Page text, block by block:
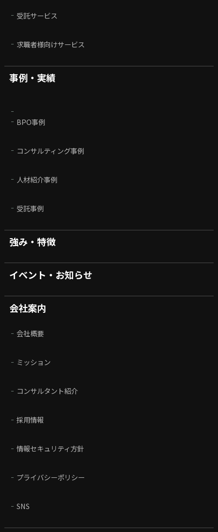
受託サービス
求職者様向けサービス
事例・実績
BPO事例
コンサルティング事例
人材紹介事例
受託事例
強み・特徴
イベント・お知らせ
会社案内
会社概要
ミッション
コンサルタント紹介
採用情報
情報セキュリティ方針
プライバシーポリシー
SNS